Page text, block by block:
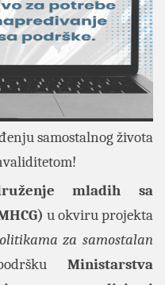
samostalnog života
mladih sa
u okviru projekta
za samostalan
Ministarstva